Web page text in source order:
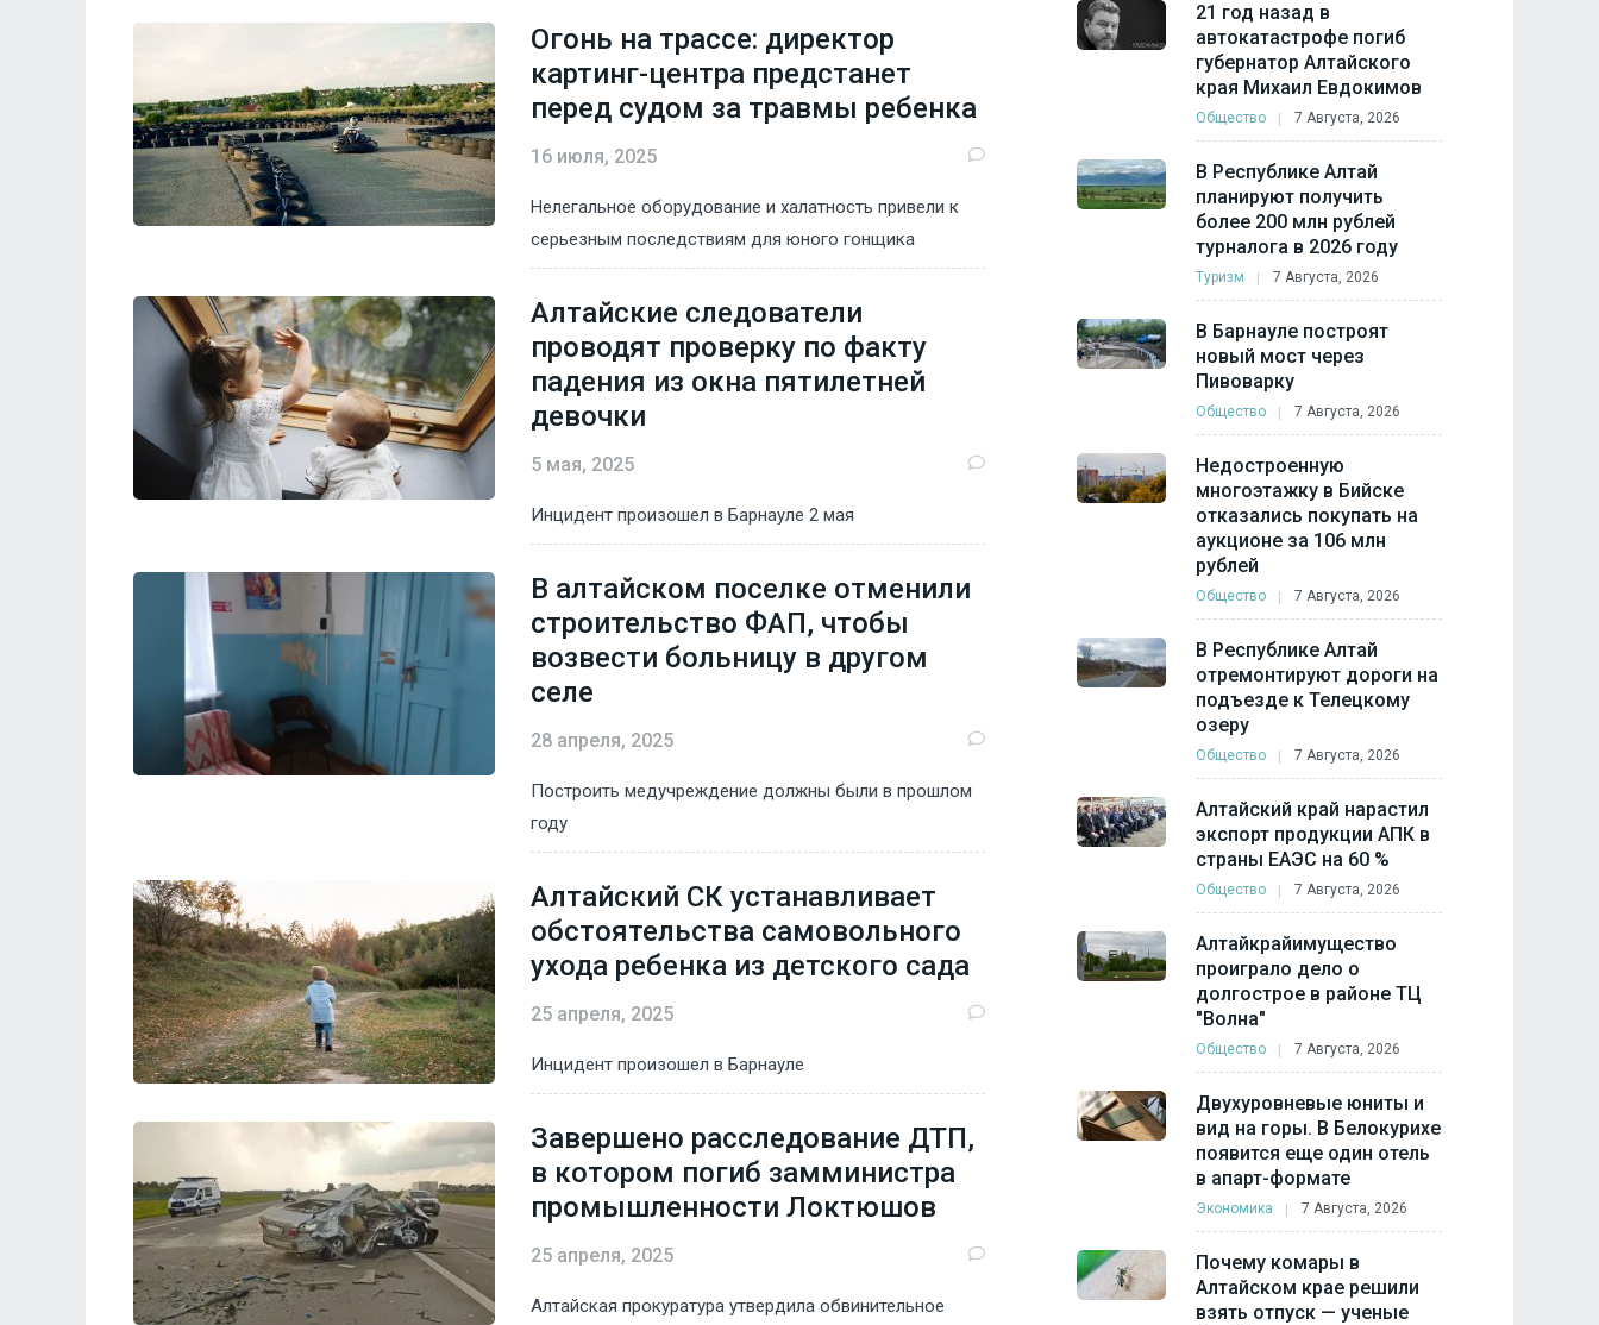
Огонь на трассе: директор
картинг-центра предстанет
перед судом за травмы ребенка
16 июля, 2025
Нелегальное оборудование и халатность привели к
серьезным последствиям для юного гонщика
Алтайские следователи
проводят проверку по факту
падения из окна пятилетней
девочки
5 мая, 2025
Инцидент произошел в Барнауле 2 мая
В алтайском поселке отменили
строительство ФАП, чтобы
возвести больницу в другом
селе
28 апреля, 2025
Построить медучреждение должны были в прошлом
году
Алтайский СК устанавливает
обстоятельства самовольного
ухода ребенка из детского сада
25 апреля, 2025
Инцидент произошел в Барнауле
Завершено расследование ДТП,
в котором погиб замминистра
промышленности Локтюшов
25 апреля, 2025
Алтайская прокуратура утвердила обвинительное
21 год назад в
автокатастрофе погиб
губернатор Алтайского
края Михаил Евдокимов
Общество 7 Августа, 2026
В Республике Алтай
планируют получить
более 200 млн рублей
турналога в 2026 году
Туризм 7 Августа, 2026
В Барнауле построят
новый мост через
Пивоварку
Общество 7 Августа, 2026
Недостроенную
многоэтажку в Бийске
отказались покупать на
аукционе за 106 млн
рублей
Общество 7 Августа, 2026
В Республике Алтай
отремонтируют дороги на
подъезде к Телецкому
озеру
Общество 7 Августа, 2026
Алтайский край нарастил
экспорт продукции АПК в
страны ЕАЭС на 60 %
Общество 7 Августа, 2026
Алтайкрайимущество
проиграло дело о
долгострое в районе ТЦ
"Волна"
Общество 7 Августа, 2026
Двухуровневые юниты и
вид на горы. В Белокурихе
появится еще один отель
в апарт-формате
Экономика 7 Августа, 2026
Почему комары в
Алтайском крае решили
взять отпуск — ученые